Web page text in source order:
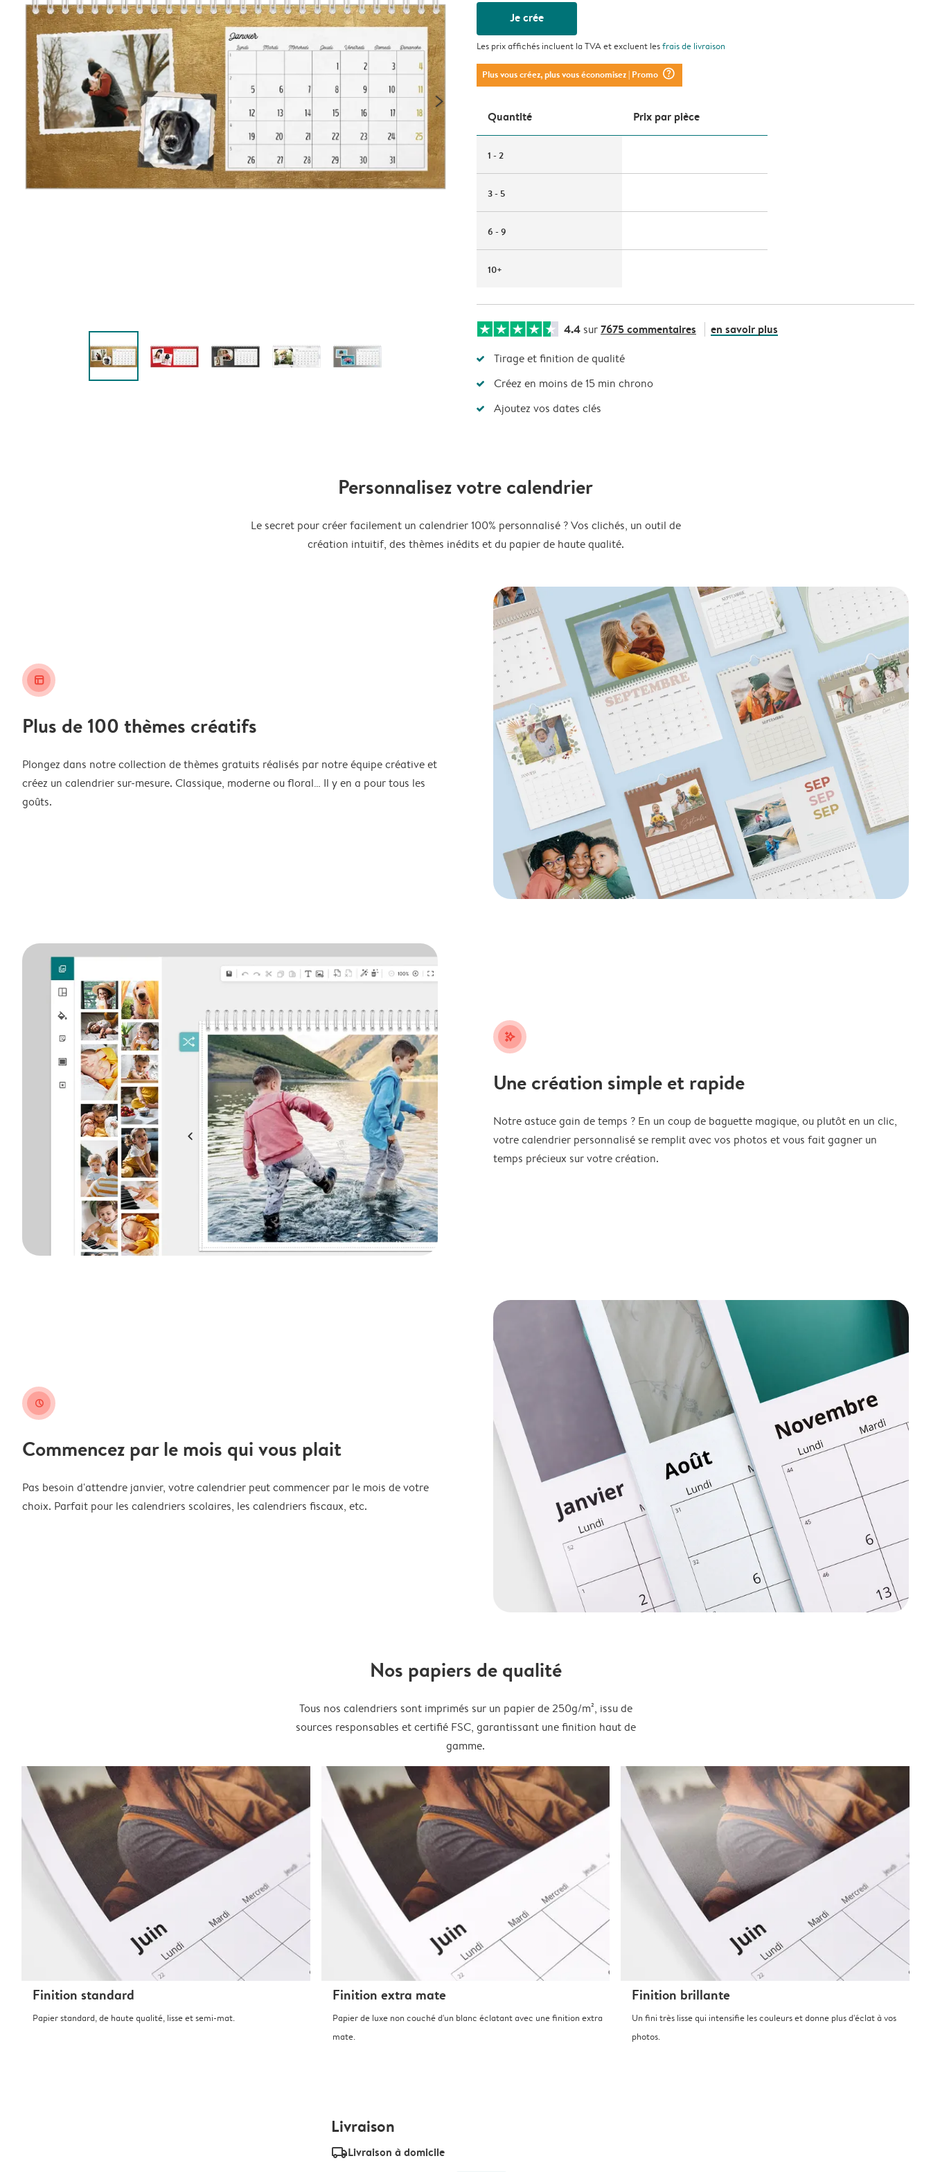
Je crée
Les prix affichés incluent la TVA et excluent lesfrais de livraison
Plus vous créez, plus vous économisez| Promo question_mark_circle
Quantité Prix ​​par pièce
1 - 2
3 - 5
6 - 9
10+
4.4 sur7675 commentaires en savoir plus
Tirage et finition de qualité
Créez en moins de 15 min chrono
Ajoutez vos dates clés
Personnalisez votre calendrier
Le secret pour créer facilement un calendrier 100% personnalisé ? Vos clichés, un outil de
création intuitif, des thèmes inédits et du papier de haute qualité.
layout_alt
Plus de 100 thèmes créatifs
Plongez dans notre collection de thèmes gratuits réalisés par notre équipe créative et
créez un calendrier sur-mesure. Classique, moderne ou floral… Il y en a pour tous les
goûts.
stars_plus
Une création simple et rapide
Notre astuce gain de temps ? En un coup de baguette magique, ou plutôt en un clic,
votre calendrier personnalisé se remplit avec vos photos et vous fait gagner un
temps précieux sur votre création.
clock
Commencez par le mois qui vous plait
Pas besoin d'attendre janvier, votre calendrier peut commencer par le mois de votre
choix. Parfait pour les calendriers scolaires, les calendriers fiscaux, etc.
Nos papiers de qualité
Tous nos calendriers sont imprimés sur un papier de 250g/m², issu de
sources responsables et certifié FSC, garantissant une finition haut de
gamme.
Finition standard
Papier standard, de haute qualité, lisse et semi-mat.
Finition extra mate
Papier de luxe non couché d'un blanc éclatant avec une finition extra
mate.
Finition brillante
Un fini très lisse qui intensifie les couleurs et donne plus d'éclat à vos
photos.
Livraison
delivery_standard_v2Livraison à domicile